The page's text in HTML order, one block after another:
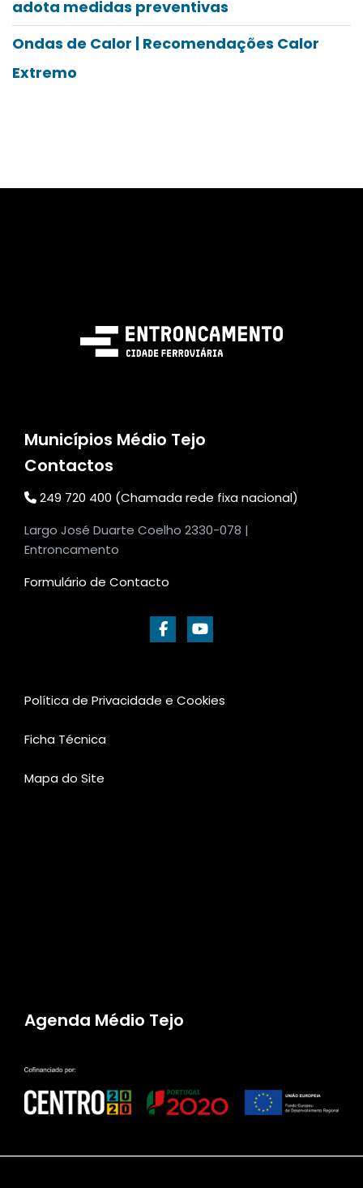
adota medidas preventivas
Ondas de Calor | Recomendações Calor
Extremo
Municípios Médio Tejo
Contactos
249 720 400 (Chamada rede fixa nacional)
Largo José Duarte Coelho 2330-078 |
Entroncamento
Formulário de Contacto
Política de Privacidade e Cookies
Ficha Técnica
Mapa do Site
Agenda Médio Tejo